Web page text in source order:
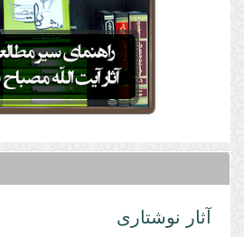
آثار نوشتاری